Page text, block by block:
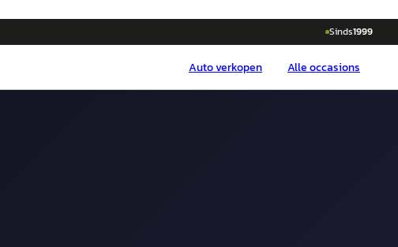
Sinds1999
Autoverkopen Alle occasions